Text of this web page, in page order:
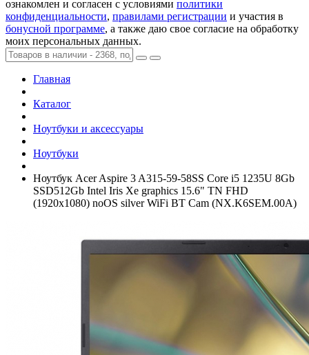
ознакомлен и согласен с условиями политики
конфиденциальности, правилами регистрации и участия в
бонусной программе, а также даю свое согласие на обработку
моих персональных данных.
Главная
Каталог
Ноутбуки и аксессуары
Ноутбуки
Ноутбук Acer Aspire 3 A315-59-58SS Core i5 1235U 8Gb
SSD512Gb Intel Iris Xe graphics 15.6" TN FHD
(1920x1080) noOS silver WiFi BT Cam (NX.K6SEM.00A)